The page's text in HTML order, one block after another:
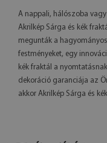
A nappali, hálószoba
Akrilkép Sárga és kék
megunták a
festményeket, egy
kék fraktál a
dekoráció garanciája az
akkor Akrilkép Sárga és